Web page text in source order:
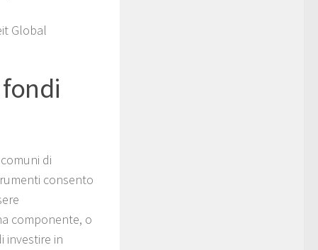
Global
di
consento
componente, o
investire in